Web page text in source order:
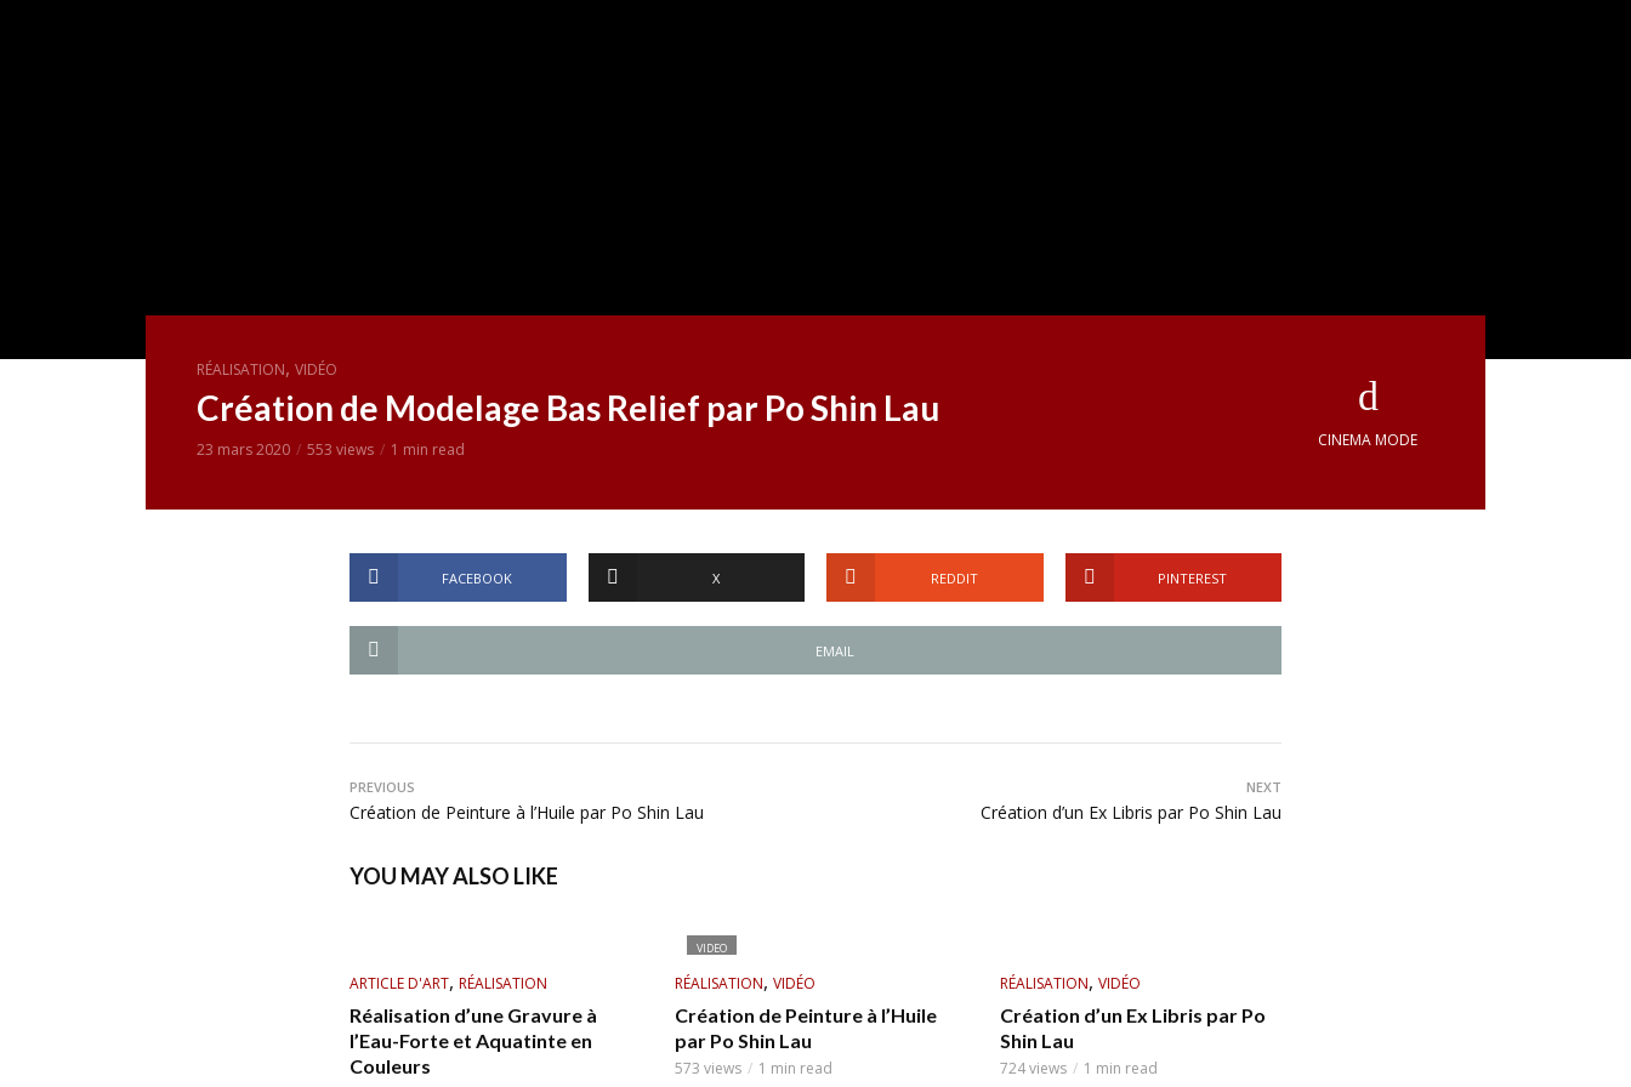
RÉALISATION, VIDÉO
Création de Modelage Bas Relief par Po Shin Lau
23 mars 2020 553 views 1 min read CINEMA MODE
FACEBOOK X REDDIT PINTEREST
EMAIL
PREVIOUS
Création de Peinture à l’Huile par Po Shin Lau
NEXT
Création d’un Ex Libris par Po Shin Lau
YOU MAY ALSO LIKE
ARTICLE D'ART, RÉALISATION
Réalisation d’une Gravure à
l’Eau-Forte et Aquatinte en
Couleurs
VIDEO
RÉALISATION, VIDÉO
Création de Peinture à l’Huile
par Po Shin Lau
573 views 1 min read
RÉALISATION, VIDÉO
Création d’un Ex Libris par Po
Shin Lau
724 views 1 min read